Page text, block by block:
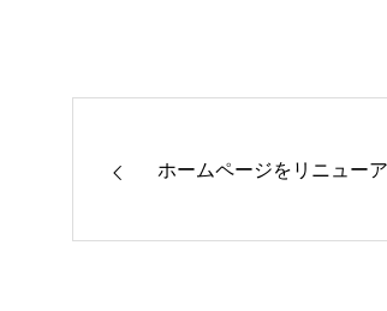
ホームページをリニュー